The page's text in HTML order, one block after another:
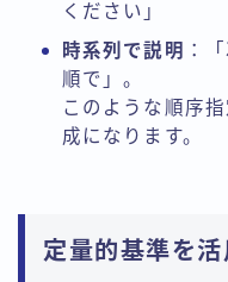
ください」
時系列で説明 ：
順で」。
このような順序
成になります。
定量的基準を活